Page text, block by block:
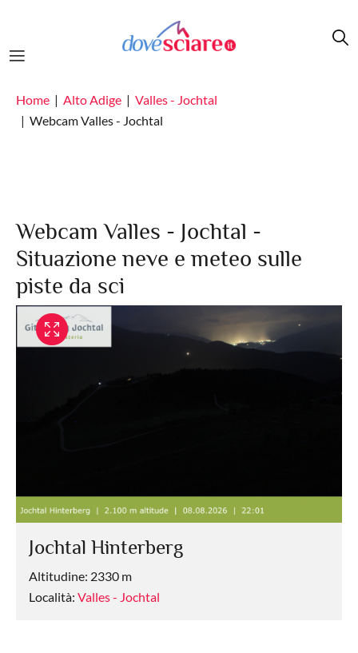
Home Alto Adige
Valles - Jochtal
Webcam Valles - Jochtal
Webcam Valles - Jochtal -
Situazione neve e meteo sulle
piste da sci
Jochtal Hinterberg
Altitudine: 2330 m
Località: Valles - Jochtal